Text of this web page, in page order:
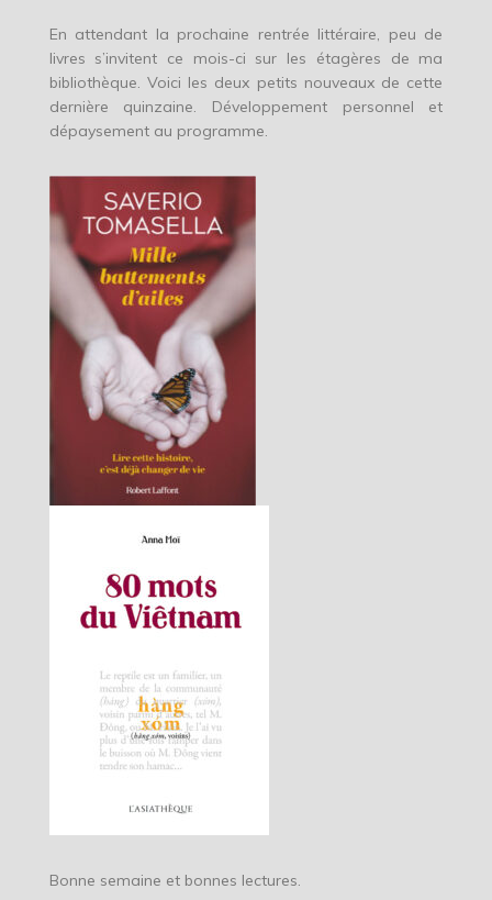
En attendant la prochaine rentrée littéraire, peu de
livres s’invitent ce mois-ci sur les étagères de ma
bibliothèque. Voici les deux petits nouveaux de cette
dernière quinzaine. Développement personnel et
dépaysement au programme.
Bonne semaine et bonnes lectures.